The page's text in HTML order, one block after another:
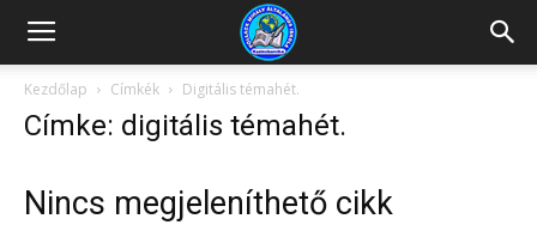
Kazincbarcikai
Pollack
Kezdőlap Címkék Digitális témahét.
Címke: digitális témahét.
Nincs megjeleníthető cikk